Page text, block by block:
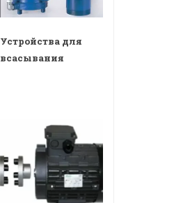
Устройства для
всасывания